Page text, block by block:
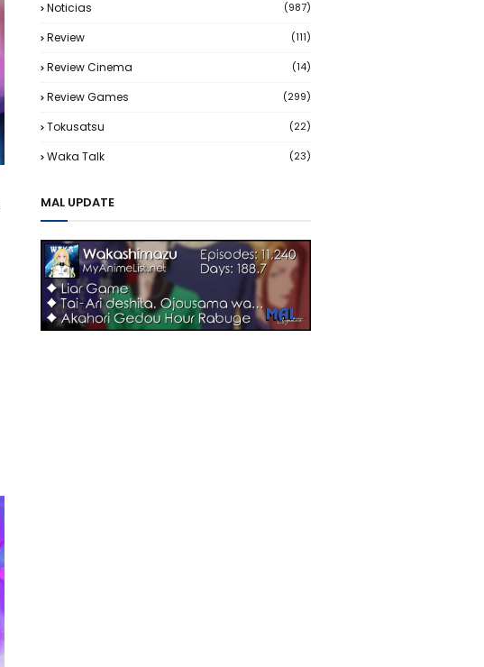
Noticias (987)
Review (111)
Review Cinema (14)
Review Games (299)
Tokusatsu (22)
Waka Talk (23)
MAL UPDATE